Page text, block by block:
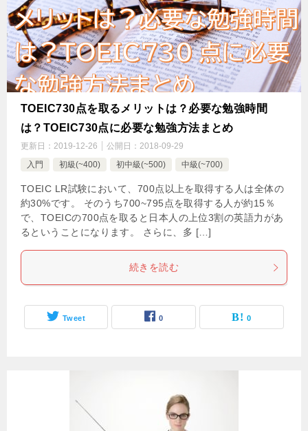
TOEIC730点を取るメリットは？必要な勉強時間
は？TOEIC730点に必要な勉強方法まとめ
更新日： 2019-12-26 公開日： 2018-09-29
入門
初級(~400) 初中級(~500) 中級(~700)
TOEIC LR試験において、700点以上を取得する人は全体の
約30%です。 そのうち700~795点を取得する人が約15％
で、TOEICの700点を取ると日本人の上位3割の英語力があ
るということになります。 さらに、多 […]
続きを読む
Tweet 0 0